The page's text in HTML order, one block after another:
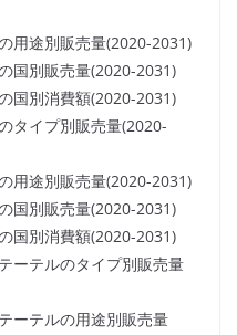
用途別販売量(2020-2031)
国別販売量(2020-2031)
国別消費額(2020-2031)
タイプ別販売量(2020-
用途別販売量(2020-2031)
国別販売量(2020-2031)
国別消費額(2020-2031)
ーテルのタイプ別販売量
ーテルの用途別販売量